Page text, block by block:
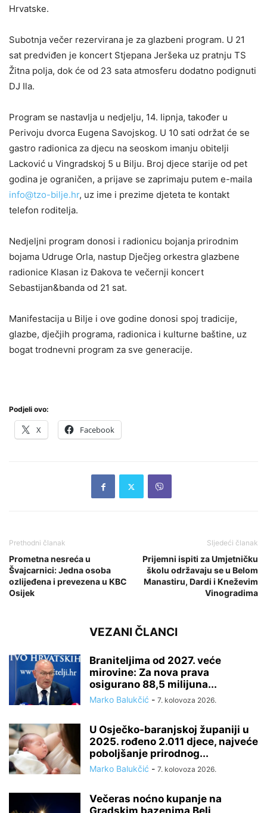
Hrvatske.
Subotnja večer rezervirana je za glazbeni program. U 21
sat predviđen je koncert Stjepana Jeršeka uz pratnju TS
Žitna polja, dok će od 23 sata atmosferu dodatno podignuti
DJ Ila.
Program se nastavlja u nedjelju, 14. lipnja, također u
Perivoju dvorca Eugena Savojskog. U 10 sati održat će se
gastro radionica za djecu na seoskom imanju obitelji
Lacković u Vingradskoj 5 u Bilju. Broj djece starije od pet
godina je ograničen, a prijave se zaprimaju putem e-maila
info@tzo-bilje.hr, uz ime i prezime djeteta te kontakt
telefon roditelja.
Nedjeljni program donosi i radionicu bojanja prirodnim
bojama Udruge Orla, nastup Dječjeg orkestra glazbene
radionice Klasan iz Đakova te večernji koncert
Sebastijan&banda od 21 sat.
Manifestacija u Bilje i ove godine donosi spoj tradicije,
glazbe, dječjih programa, radionica i kulturne baštine, uz
bogat trodnevni program za sve generacije.
Podjeli ovo:
X Facebook
Prethodni članak
Prometna nesreća u
Švajcarnici: Jedna osoba
ozlijeđena i prevezena u KBC
Osijek
Sljedeći članak
Prijemni ispiti za Umjetničku
školu održavaju se u Belom
Manastiru, Dardi i Kneževim
Vinogradima
VEZANI ČLANCI
Braniteljima od 2027. veće
mirovine: Za nova prava
osigurano 88,5 milijuna...
Marko Balukčić - 7. kolovoza 2026.
U Osječko-baranjskoj županiji u
2025. rođeno 2.011 djece, najveće
poboljšanje prirodnog...
Marko Balukčić - 7. kolovoza 2026.
Večeras noćno kupanje na
Gradskim bazenima Beli